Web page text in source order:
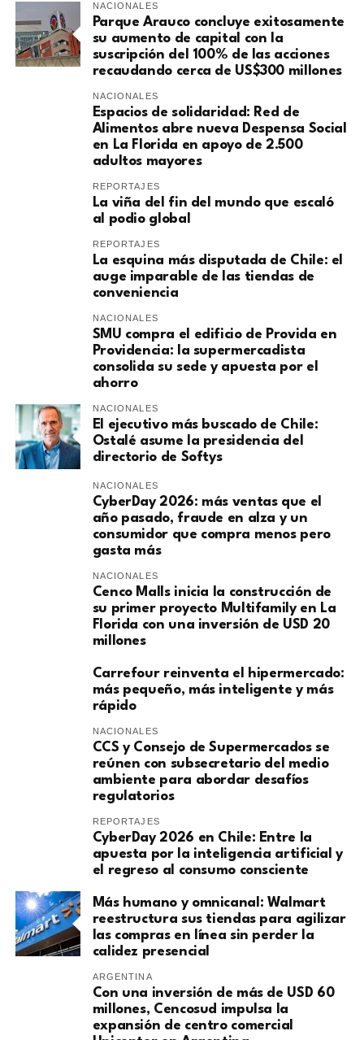
NACIONALES
Parque Arauco concluye exitosamente
su aumento de capital con la
suscripción del 100% de las acciones
recaudando cerca de US$300 millones
NACIONALES
Espacios de solidaridad: Red de
Alimentos abre nueva Despensa Social
en La Florida en apoyo de 2.500
adultos mayores
REPORTAJES
La viña del fin del mundo que escaló
al podio global
REPORTAJES
La esquina más disputada de Chile: el
auge imparable de las tiendas de
conveniencia
NACIONALES
SMU compra el edificio de Provida en
Providencia: la supermercadista
consolida su sede y apuesta por el
ahorro
NACIONALES
El ejecutivo más buscado de Chile:
Ostalé asume la presidencia del
directorio de Softys
NACIONALES
CyberDay 2026: más ventas que el
año pasado, fraude en alza y un
consumidor que compra menos pero
gasta más
NACIONALES
Cenco Malls inicia la construcción de
su primer proyecto Multifamily en La
Florida con una inversión de USD 20
millones
Carrefour reinventa el hipermercado:
más pequeño, más inteligente y más
rápido
NACIONALES
CCS y Consejo de Supermercados se
reúnen con subsecretario del medio
ambiente para abordar desafíos
regulatorios
REPORTAJES
CyberDay 2026 en Chile: Entre la
apuesta por la inteligencia artificial y
el regreso al consumo consciente
Más humano y omnicanal: Walmart
reestructura sus tiendas para agilizar
las compras en línea sin perder la
calidez presencial
ARGENTINA
Con una inversión de más de USD 60
millones, Cencosud impulsa la
expansión de centro comercial